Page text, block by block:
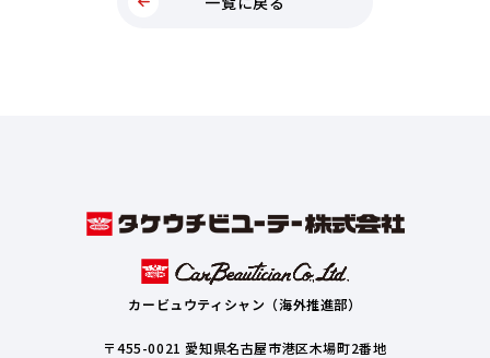
カービュウティシャン（海外推進部）
〒455-0021 愛知県名古屋市港区木場町2番地